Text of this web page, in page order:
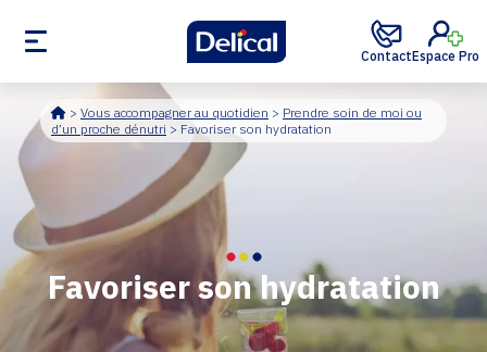
ContactEspace Pro
Accueil
> Vous accompagner au quotidien > Prendre soin de moi ou
d’un proche dénutri > Favoriser son hydratation
Favoriser son hydratation